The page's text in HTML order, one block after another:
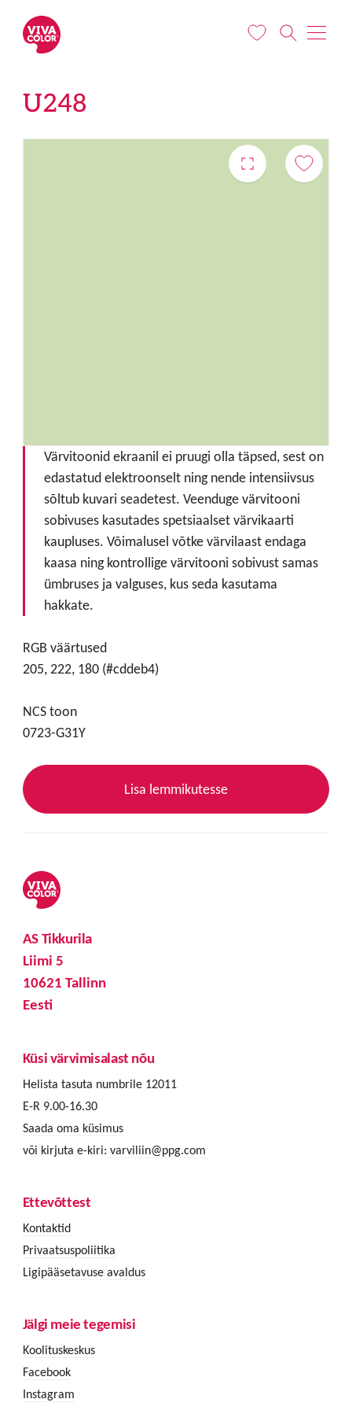
U248
Värvitoonid ekraanil ei pruugi olla täpsed, sest on
edastatud elektroonselt ning nende intensiivsus
sõltub kuvari seadetest. Veenduge värvitooni
sobivuses kasutades spetsiaalset värvikaarti
kaupluses. Võimalusel võtke värvilaast endaga
kaasa ning kontrollige värvitooni sobivust samas
ümbruses ja valguses, kus seda kasutama
hakkate.
RGB väärtused
205, 222, 180 (#cddeb4)
NCS toon
0723-G31Y
Lisa lemmikutesse
AS Tikkurila
Liimi 5
10621 Tallinn
Eesti
Küsi värvimisalast nõu
Helista tasuta numbrile 12011
E-R 9.00-16.30
Saada oma küsimus
või kirjuta e-kiri: varviliin@ppg.com
Ettevõttest
Kontaktid
Privaatsuspoliitika
Ligipääsetavuse avaldus
Jälgi meie tegemisi
Koolituskeskus
Facebook
Instagram